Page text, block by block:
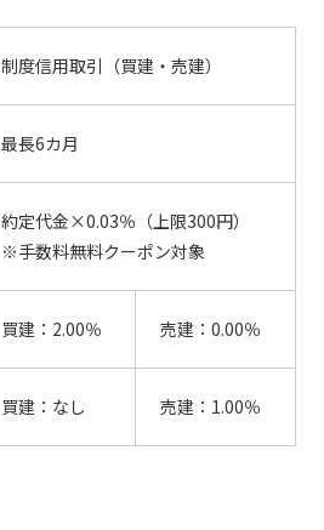
制度信用取引（買建・売建）
最長6カ月
約定代金×0.03％（上限300円）
※手数料無料クーポン対象
買建：2.00％ 売建：0.00％
買建：なし 売建：1.00％